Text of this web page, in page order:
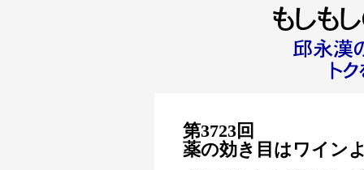
第3723回
薬の効き目はワイン